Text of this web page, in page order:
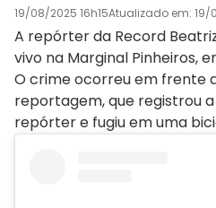
19/08/2025 16h15Atualizado em: 19/
A repórter da Record
vivo na Marginal Pinheiros,
O crime ocorreu em frente
reportagem, que registrou
repórter e fugiu em uma